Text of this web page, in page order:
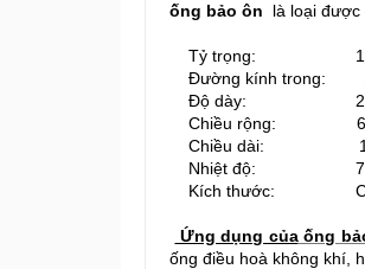
ống bảo ôn là loại được
Tỷ trọng: 120
Đường kính trong:
Độ dày: 25 –
Chiều rộng:
Chiều dài:
Nhiệt độ: 750 -
Kích thước: Có thể
Ứng dụng củaống
ống điều hoà không khí,